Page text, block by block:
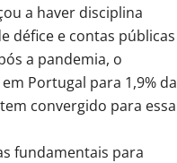
a haver disciplina
défice e contas públicas
a pandemia, o
Portugal para 1,9% da
convergido para essa
fundamentais para